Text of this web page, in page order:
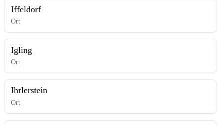
Iffeldorf
Ort
Igling
Ort
Ihrlerstein
Ort